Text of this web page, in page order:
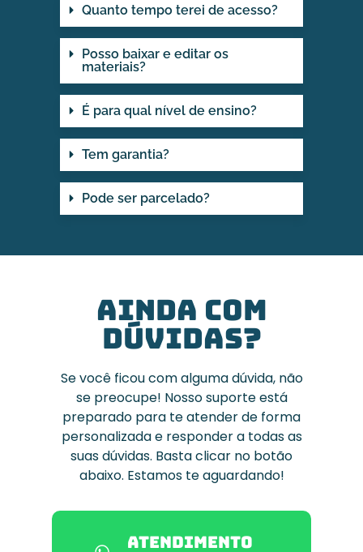
Quanto tempo terei de acesso?
Posso baixar e editar os
materiais?
É para qual nível de ensino?
Tem garantia?
Pode ser parcelado?
AINDA COM
DÚVIDAS?
Se você ficou com alguma dúvida, não
se preocupe! Nosso suporte está
preparado para te atender de forma
personalizada e responder a todas as
suas dúvidas. Basta clicar no botão
abaixo. Estamos te aguardando!
Atendimento